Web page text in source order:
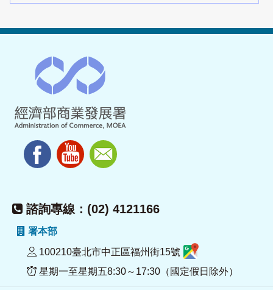
諮詢專線：(02) 4121166
署本部
100210臺北市中正區福州街15號
星期一至星期五8:30～17:30（國定假日除外）